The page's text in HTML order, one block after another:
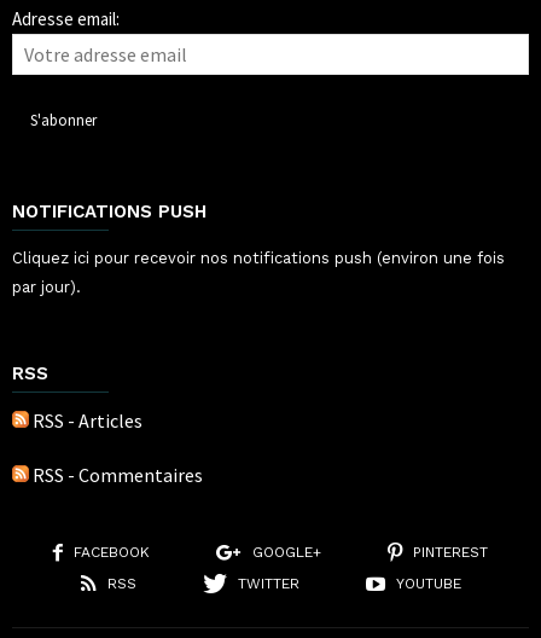
Adresse email:
NOTIFICATIONS PUSH
Cliquez ici pour recevoir nos notifications push (environ une fois
par jour).
RSS
RSS - Articles
RSS - Commentaires
FACEBOOK GOOGLE+
PINTEREST
RSS
TWITTER YOUTUBE